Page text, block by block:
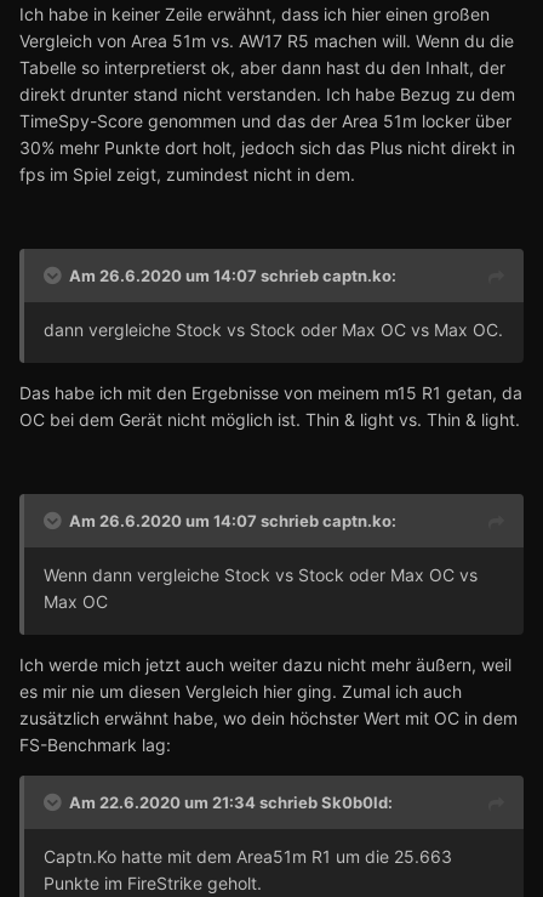
Ich habe in keiner Zeile erwähnt, dass ich hier einen großen
Vergleich von Area 51m vs. AW17 R5 machen will. Wenn du die
Tabelle so interpretierst ok, aber dann hast du den Inhalt, der
direkt drunter stand nicht verstanden. Ich habe Bezug zu dem
TimeSpy-Score genommen und das der Area 51m locker über
30% mehr Punkte dort holt, jedoch sich das Plus nicht direkt in
fps im Spiel zeigt, zumindest nicht in dem.
Am 26.6.2020 um 14:07 schriebcaptn.ko:
dann vergleiche Stock vs Stock oder Max OC vs Max OC.
Das habe ich mit den Ergebnisse von meinem m15 R1 getan, da
OC bei dem Gerät nicht möglich ist. Thin & light vs. Thin & light.
Am 26.6.2020 um 14:07 schriebcaptn.ko:
Wenn dann vergleiche Stock vs Stock oder Max OC vs
Max OC
Ich werde mich jetzt auch weiter dazu nicht mehr äußern, weil
es mir nie um diesen Vergleich hier ging. Zumal ich auch
zusätzlich erwähnt habe, wo dein höchster Wert mit OC in dem
FS-Benchmark lag:
Am 22.6.2020 um 21:34 schriebSk0b0ld:
Captn.Ko hatte mit dem Area51m R1 um die 25.663
Punkte im FireStrike geholt.